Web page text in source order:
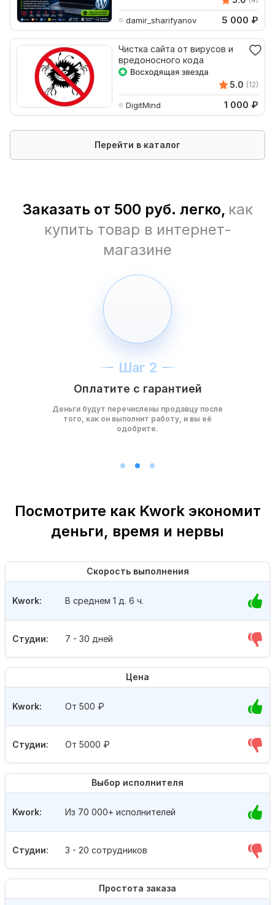
damir_sharifyanov 5 000 ₽
Чистка сайта от вирусов и
вредоносного кода
5.0 (12)
DigitMind 1 000 ₽
Перейти в каталог
Заказать от 500 руб. легко, как
купить товар в интернет-
магазине
Шаг 2
Оплатите с гарантией
Деньги будут перечислены продавцу после
того, как он выполнит работу, и вы её
одобрите.
Посмотрите как Kwork экономит
деньги, время и нервы
Скорость выполнения
Студии: 7 - 30 дней
Kwork: В среднем 1 д. 6 ч.
Цена
Студии: От 5000 ₽
Kwork: От 500 ₽
Выбор исполнителя
Студии: 3 - 20 сотрудников
Kwork: Из 70 000+ исполнителей
Простота заказа